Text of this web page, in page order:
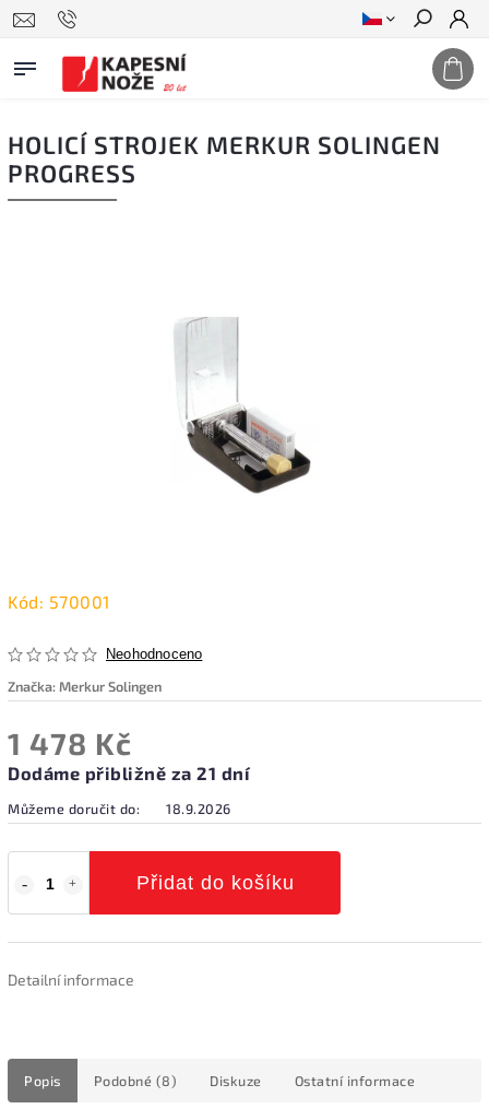
Hledat
HOLICÍ STROJEK MERKUR SOLINGEN
PROGRESS
Kód: 570001
Neohodnoceno
Značka: Merkur Solingen
1 478 Kč
Dodáme přibližně za 21 dní
Můžeme doručit do: 18.9.2026
Přidat do košíku
Detailní informace
Popis Podobné (8) Diskuze Ostatní informace